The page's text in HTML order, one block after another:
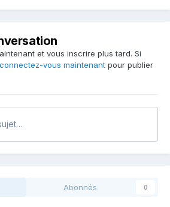
et vous inscrire plus tard. Si
connectez-vous maintenant pour publier
Abonnés 0